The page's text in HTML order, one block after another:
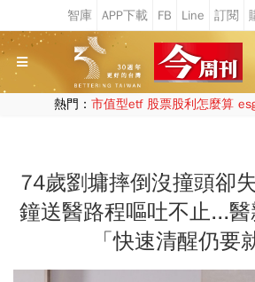
熱門： 市值型etf 股票股利怎麼算
74歲劉墉摔倒沒撞頭卻
鐘送醫路程嘔吐不止...
「快速清醒仍要